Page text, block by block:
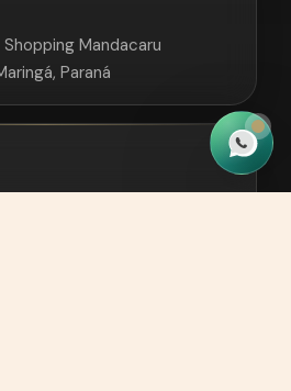
Shopping Mandacaru
Paraná